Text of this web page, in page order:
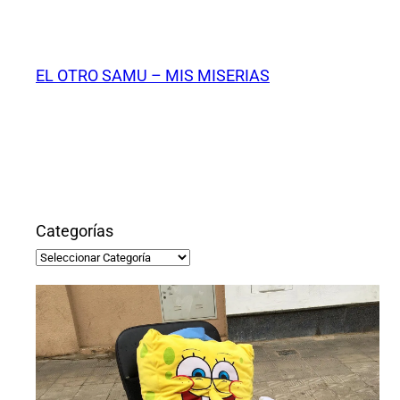
contenido
EL OTRO SAMU – MIS MISERIAS
Categorías